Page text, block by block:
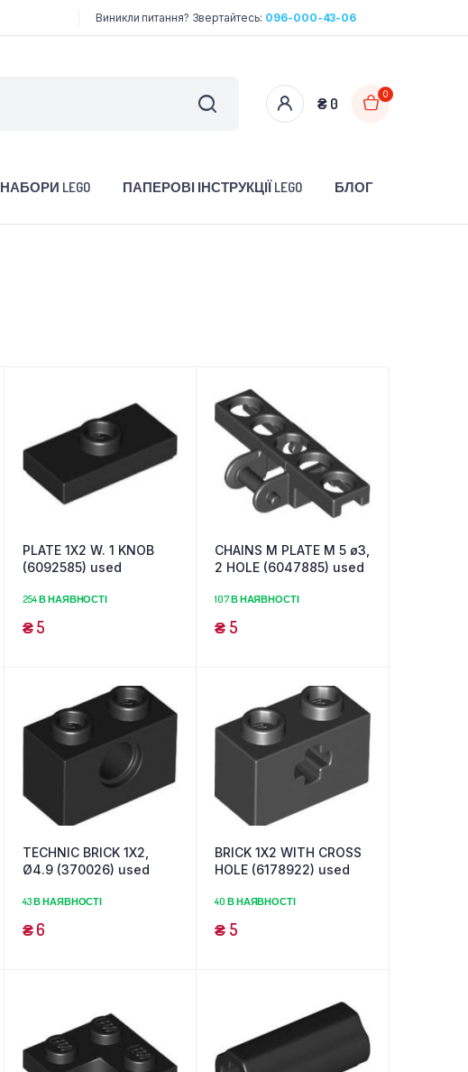
Виникли питання? Звертайтесь: 096-000-43-06
₴ 0
0
НАБОРИ LEGO ПАПЕРОВІ ІНСТРУКЦІЇ LEGO БЛОГ
PLATE 1X2 W. 1 KNOB
(6092585) used
254 В НАЯВНОСТІ
₴5
CHAINS M PLATE M 5 ø3,
2 HOLE (6047885) used
107 В НАЯВНОСТІ
₴ 5
TECHNIC BRICK 1X2,
Ø4.9 (370026) used
43 В НАЯВНОСТІ
₴6
BRICK 1X2 WITH CROSS
HOLE (6178922) used
40 В НАЯВНОСТІ
₴ 5